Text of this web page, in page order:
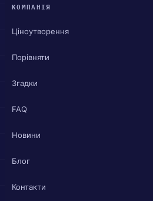
КОМПАНІЯ
Ціноутворення
Порівняти
Згадки
FAQ
Новини
Блог
Контакти